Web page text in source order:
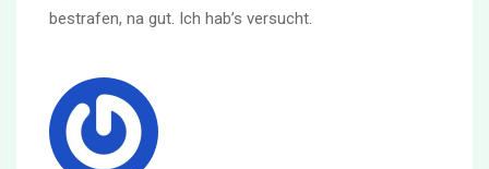
bestrafen, na gut. Ich hab’s versucht.